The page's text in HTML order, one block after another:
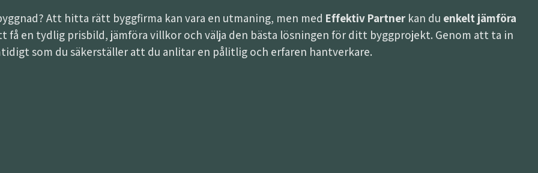
Att hitta rätt byggfirma kan vara en utmaning, men med Effektiv Partner kan du enkelt jämföra
få en tydlig prisbild, jämföra villkor och välja den bästa lösningen för ditt byggprojekt. Genom att ta in
som du säkerställer att du anlitar en pålitlig och erfaren hantverkare.